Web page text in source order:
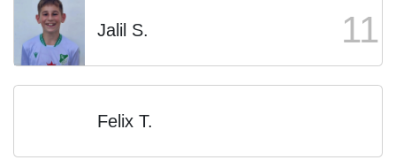
Jalil S. 11
Felix T.